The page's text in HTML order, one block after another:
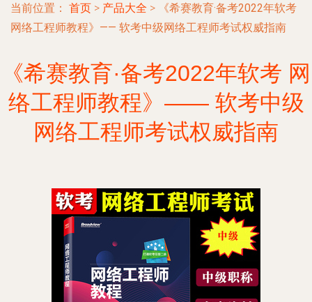
当前位置： 首页 > 产品大全 >
《希赛教育·备考2022年软考
网络工程师教程》—— 软考中级网络工程师考试权威指南
《希赛教育·备考2022年软考 网
络工程师教程》—— 软考中级
网络工程师考试权威指南